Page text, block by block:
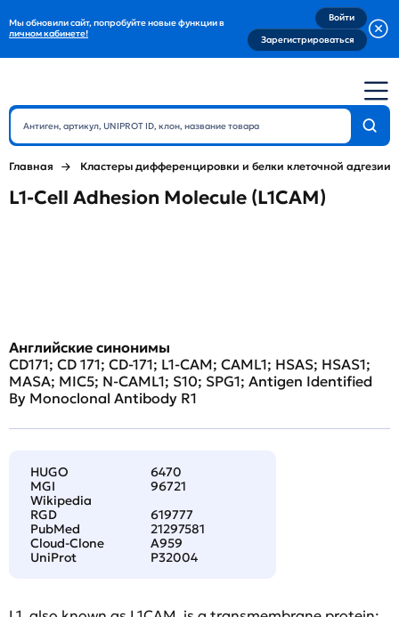
Мы обновили сайт, попробуйте новые функции в
личном кабинете!
Войти
Зарегистрироваться
Главная Кластеры дифференцировки и белки клеточной адгезии
L1-Cell Adhesion Molecule (L1CAM)
Английские синонимы
CD171; CD 171; CD-171; L1-CAM; CAML1; HSAS; HSAS1;
MASA; MIC5; N-CAML1; S10; SPG1; Antigen Identified
By Monoclonal Antibody R1
HUGO
6470
MGI
96721
Wikipedia
RGD
619777
PubMed
21297581
Cloud-Clone
A959
UniProt
P32004